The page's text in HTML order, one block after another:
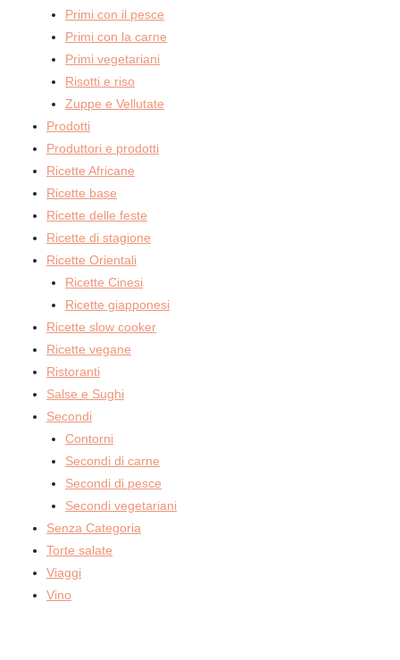
Primi con il pesce
Primi con la carne
Primi vegetariani
Risotti e riso
Zuppe e Vellutate
Prodotti
Produttori e prodotti
Ricette Africane
Ricette base
Ricette delle feste
Ricette di stagione
Ricette Orientali
Ricette Cinesi
Ricette giapponesi
Ricette slow cooker
Ricette vegane
Ristoranti
Salse e Sughi
Secondi
Contorni
Secondi di carne
Secondi di pesce
Secondi vegetariani
Senza Categoria
Torte salate
Viaggi
Vino